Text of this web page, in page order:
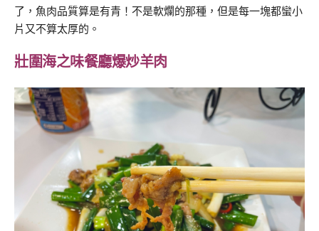
了，魚肉品質算是有青！不是軟爛的那種，但是每一塊都蠻小
片又不算太厚的。
壯圍海之味餐廳爆炒羊肉